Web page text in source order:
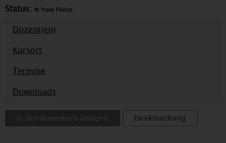
Status:
Dozent(en)
Kursort
Termine
Downloads
in den Warenkorb anlegen Direktbuchung